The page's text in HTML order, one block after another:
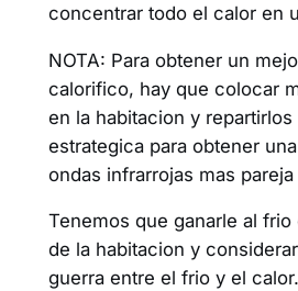
concentrar todo el calor en
NOTA: Para obtener un
calorifico, hay que colocar
en la habitacion y repartirlos
estrategica para obtener
ondas infrarrojas mas
Tenemos que ganarle al
de la habitacion y
guerra entre el frio y el